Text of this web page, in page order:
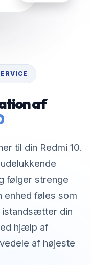
af
til din Redmi 10.
følger strenge
enhed føles som
istandsætter din
hjælp af
af højeste